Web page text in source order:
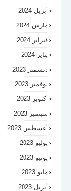
أبريل 2024
مارس 2024
فبراير 2024
يناير 2024
ديسمبر 2023
نوفمبر 2023
أكتوبر 2023
سبتمبر 2023
أغسطس 2023
يوليو 2023
يونيو 2023
مايو 2023
أبريل 2023